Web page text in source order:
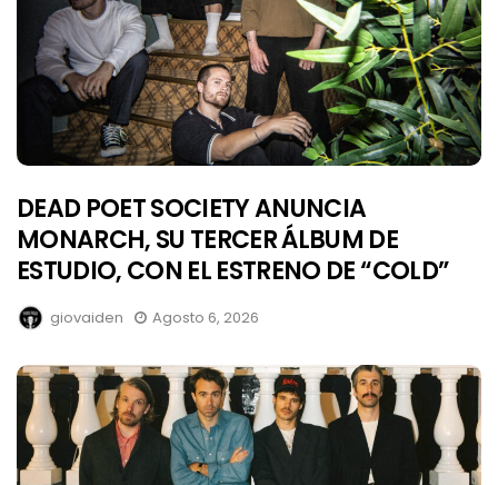
DEAD POET SOCIETY ANUNCIA
MONARCH, SU TERCER ÁLBUM DE
ESTUDIO, CON EL ESTRENO DE “COLD”
giovaiden Agosto 6, 2026